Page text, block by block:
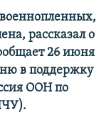
рассказал о
26 июня
в поддержку
ООН по